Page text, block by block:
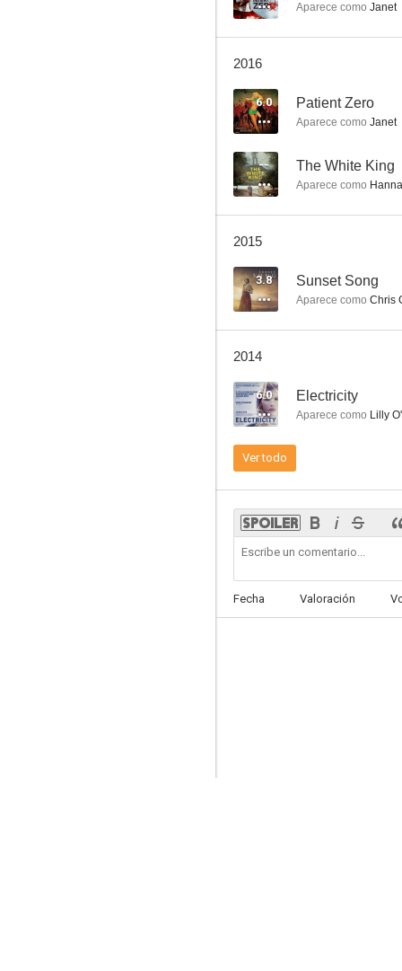
Sunset Song
--
Aparece como Janet
2016
6.0 Patient Zero
Aparece como Janet
-- The White King
Aparece como
2015
3.8 Sunset Song
Aparece como Chris
2014
6.0 Electricity
Aparece como Lilly
Ver todo
Fecha Valoración